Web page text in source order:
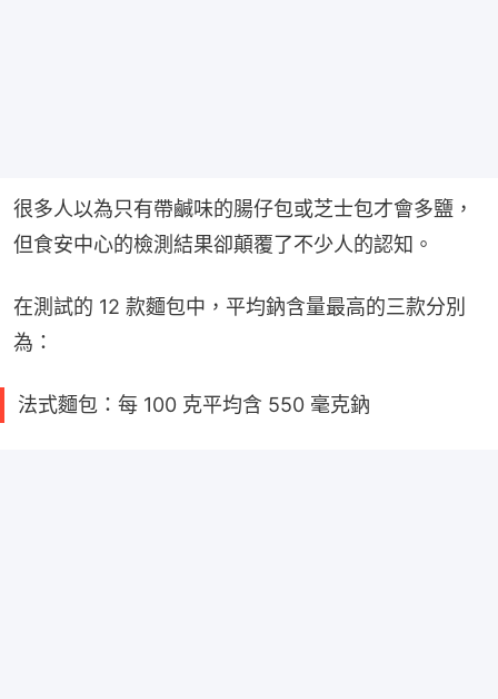
很多人以為只有帶鹹味的腸仔包或芝士包才會多鹽，
但食安中心的檢測結果卻顛覆了不少人的認知。
在測試的 12 款麵包中，平均鈉含量最高的三款分別
為：
法式麵包：每 100 克平均含 550 毫克鈉